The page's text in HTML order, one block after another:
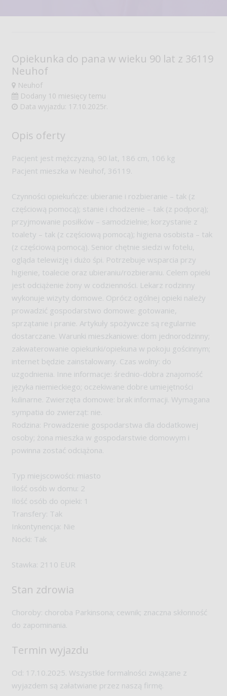
Opiekunka do pana w wieku 90 lat z 36119
Neuhof
Neuhof
Dodany 10 miesięcy temu
Data wyjazdu: 17.10.2025r.
Opis oferty
Pacjent jest mężczyzną, 90 lat, 186 cm, 106 kg
Pacjent mieszka w Neuhof, 36119.
Czynności opiekuńcze: ubieranie i rozbieranie – tak (z
częściową pomocą); stanie i chodzenie – tak (z podporą);
przyjmowanie posiłków – samodzielnie; korzystanie z
toalety – tak (z częściową pomocą); higiena osobista – tak
(z częściową pomocą). Senior chętnie siedzi w fotelu,
ogląda telewizję i dużo śpi. Potrzebuje wsparcia przy
higienie, toalecie oraz ubieraniu/rozbieraniu. Celem opieki
jest odciążenie żony w codzienności. Lekarz rodzinny
wykonuje wizyty domowe. Oprócz ogólnej opieki należy
prowadzić gospodarstwo domowe: gotowanie,
sprzątanie i pranie. Artykuły spożywcze są regularnie
dostarczane. Warunki mieszkaniowe: dom jednorodzinny;
zakwaterowanie opiekunki/opiekuna w pokoju gościnnym;
internet będzie zainstalowany. Czas wolny: do
uzgodnienia. Inne informacje: średnio-dobra znajomość
języka niemieckiego; oczekiwane dobre umiejętności
kulinarne. Zwierzęta domowe: brak informacji. Wymagana
sympatia do zwierząt: nie.
Rodzina: Prowadzenie gospodarstwa dla dodatkowej
osoby; żona mieszka w gospodarstwie domowym i
powinna zostać odciążona.
Typ miejscowości: miasto
Ilość osób w domu: 2
Ilość osób do opieki: 1
Transfery: Tak
Inkontynencja: Nie
Nocki: Tak
Stawka: 2110 EUR
Stan zdrowia
Choroby: choroba Parkinsona; cewnik; znaczna skłonność
do zapominania.
Termin wyjazdu
Od: 17.10.2025. Wszystkie formalności związane z
wyjazdem są załatwiane przez naszą firmę.